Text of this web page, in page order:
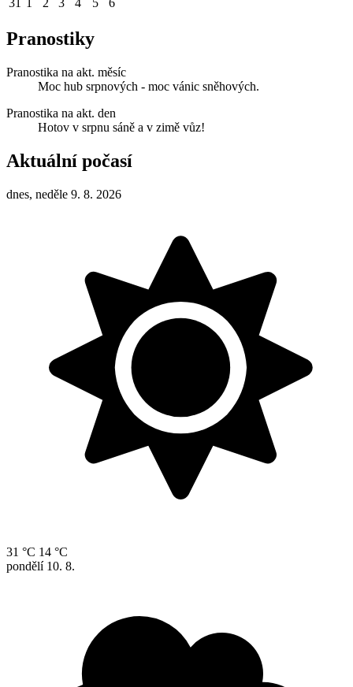
31 2 3 4 5 6
Pranostiky
Pranostika na akt. měsíc
Moc hub srpnových - moc vánic sněhových.
Pranostika na akt. den
Hotov v srpnu sáně a v zimě vůz!
Aktuální počasí
dnes, neděle 9. 8. 2026
31 °C 14 °C
pondělí 10. 8.